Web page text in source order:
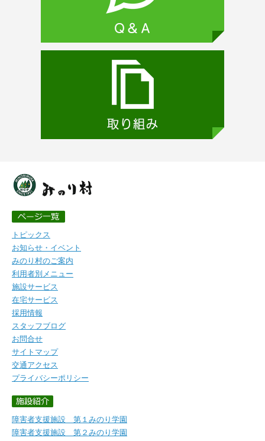
トピックス
お知らせ・イベント
みのり村のご案内
利用者別メニュー
施設サービス
在宅サービス
採用情報
スタッフブログ
お問合せ
サイトマップ
交通アクセス
障害者支援施設 第１みのり学園